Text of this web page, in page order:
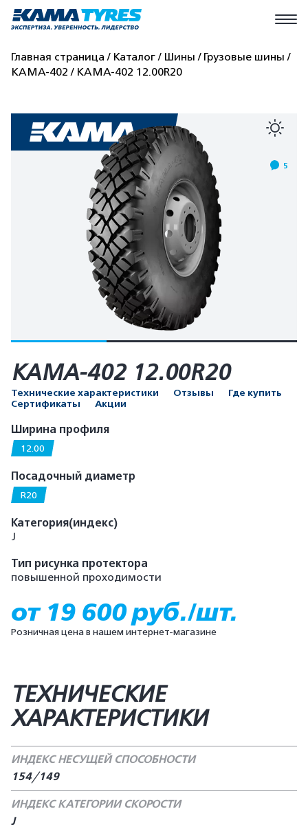
Главная страница Каталог Шины
Грузовые шины
КАМА-402
КАМА-402 12.00R20
5
КАМА-402 12.00R20
Технические характеристики Отзывы
Где купить
Сертификаты
Акции
Ширина профиля
12.00
Посадочный диаметр
R20
Категория(индекс)
J
Тип рисунка протектора
повышенной проходимости
от 19 600 руб./шт.
Розничная цена в нашем интернет-магазине
ТЕХНИЧЕСКИЕ
ХАРАКТЕРИСТИКИ
ИНДЕКС НЕСУЩЕЙ СПОСОБНОСТИ
154/149
ИНДЕКС КАТЕГОРИИ СКОРОСТИ
J